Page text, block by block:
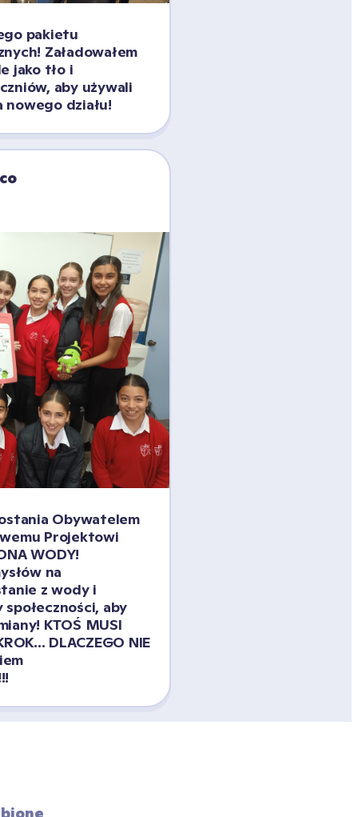
pakietu
Załadowałem
jako tło i
aby używali
nowego działu!
Obywatelem
Projektowi
WODY!
na
z wody i
aby
KTOŚ MUSI
DLACZEGO NIE